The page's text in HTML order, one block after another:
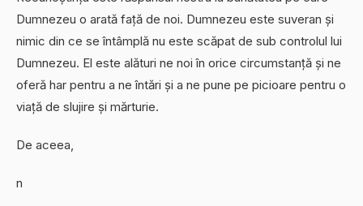
Dumnezeu o arată față de noi. Dumnezeu este suveran și
nimic din ce se întâmplă nu este scăpat de sub controlul lui
Dumnezeu. El este alături ne noi în orice circumstanță și ne
oferă har pentru a ne întări și a ne pune pe picioare pentru o
viață de slujire și mărturie.
De aceea,
n